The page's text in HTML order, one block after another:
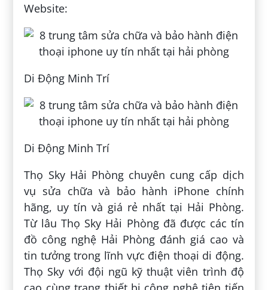
Website:
Di Động Minh Trí
Di Động Minh Trí
Thọ Sky Hải Phòng chuyên cung cấp dịch
vụ sửa chữa và bảo hành iPhone chính
hãng, uy tín và giá rẻ nhất tại Hải Phòng.
Từ lâu Thọ Sky Hải Phòng đã được các tín
đồ công nghệ Hải Phòng đánh giá cao và
tin tưởng trong lĩnh vực điện thoại di động.
Thọ Sky với đội ngũ kỹ thuật viên trình độ